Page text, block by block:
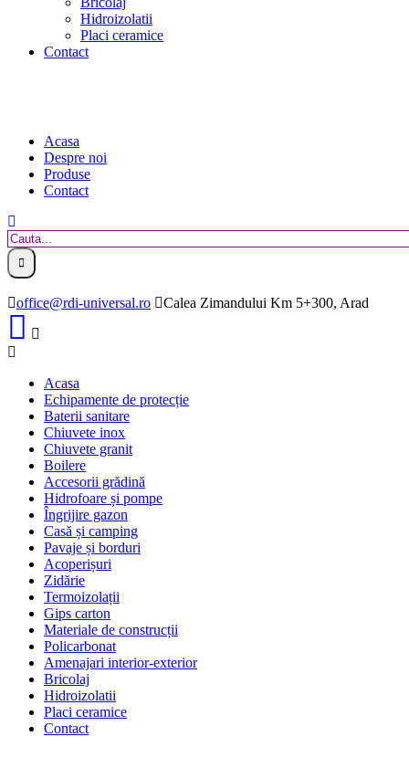
Hidroizolatii
Placi ceramice
Contact
Acasa
Despre noi
Produse
Contact
office@rdi-universal.ro Calea Zimandului Km 5+300, Arad
Acasa
Echipamente de protecție
Baterii sanitare
Chiuvete inox
Chiuvete granit
Boilere
Accesorii grădină
Hidrofoare și pompe
Îngrijire gazon
Casă și camping
Pavaje și borduri
Acoperișuri
Zidărie
Termoizolații
Gips carton
Materiale de construcții
Policarbonat
Amenajari interior-exterior
Bricolaj
Hidroizolatii
Placi ceramice
Contact